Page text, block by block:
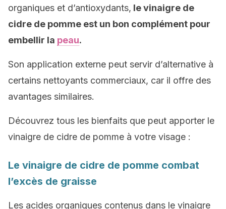
organiques et d’antioxydants, le vinaigre de
cidre de pomme est un bon complément pour
embellir la peau.
Son application externe peut servir d’alternative à
certains nettoyants commerciaux, car il offre des
avantages similaires.
Découvrez tous les bienfaits que peut apporter le
vinaigre de cidre de pomme à votre visage :
Le vinaigre de cidre de pomme combat
l’excès de graisse
Les acides organiques contenus dans le vinaigre